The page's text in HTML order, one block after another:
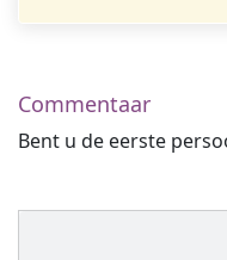
Commentaar
Bent u de eerste